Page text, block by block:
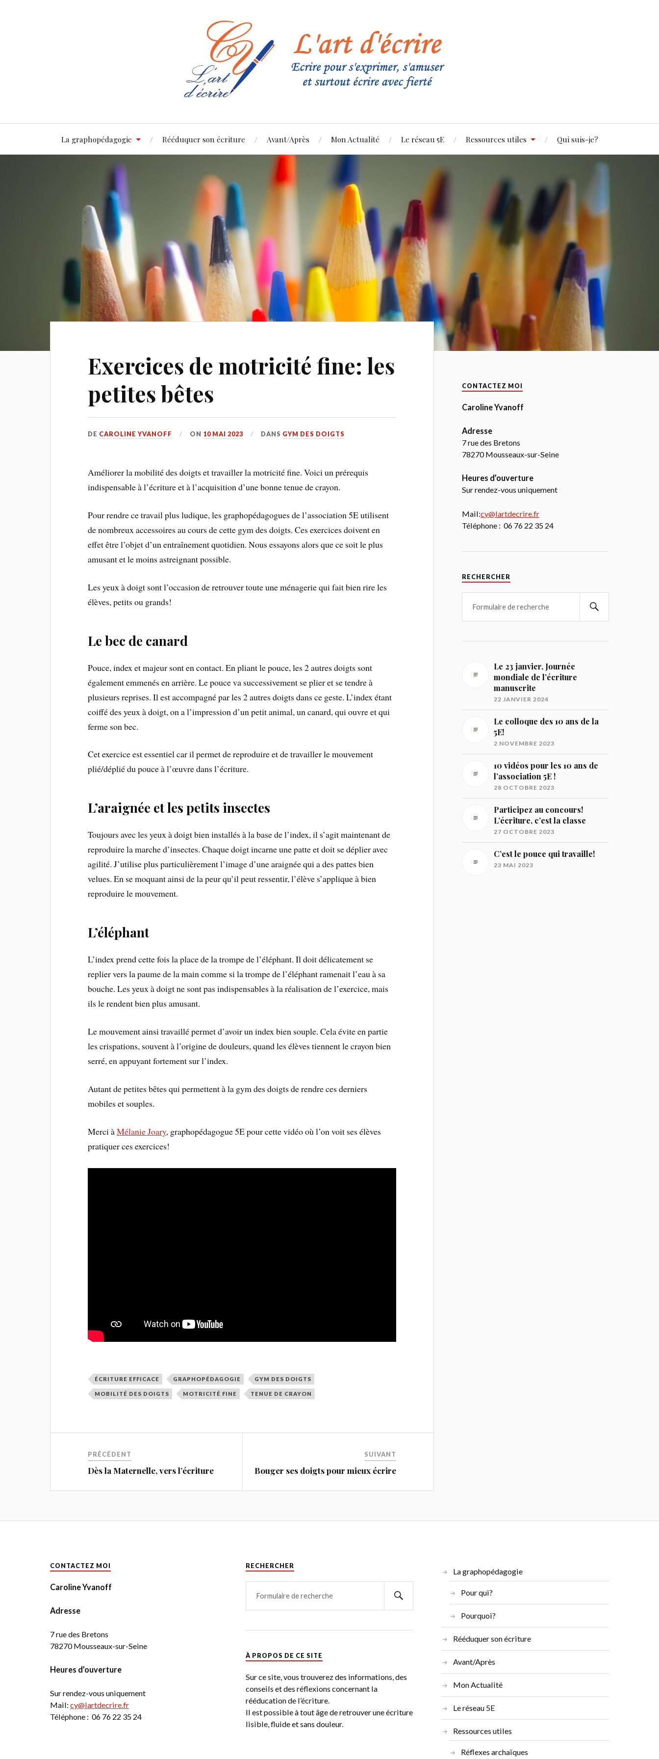
La graphopédagogie Rééduquer son écriture Avant/Après Mon Actualité Le réseau 5E Ressources utiles Qui suis-je?
Exercices de motricité fine: les
petites bêtes
DE CAROLINE YVANOFF ON 10 MAI 2023 DANS GYM DES DOIGTS
Améliorer la mobilité des doigts et travailler la motricité fine. Voici un prérequis
indispensable à l’écriture et à l’acquisition d’une bonne tenue de crayon.
Pour rendre ce travail plus ludique, les graphopédagogues de l’association 5E utilisent
de nombreux accessoires au cours de cette gym des doigts. Ces exercices doivent en
effet être l’objet d’un entraînement quotidien. Nous essayons alors que ce soit le plus
amusant et le moins astreignant possible.
Les yeux à doigt sont l’occasion de retrouver toute une ménagerie qui fait bien rire les
élèves, petits ou grands!
Le bec de canard
Pouce, index et majeur sont en contact. En pliant le pouce, les 2 autres doigts sont
également emmenés en arrière. Le pouce va successivement se plier et se tendre à
plusieurs reprises. Il est accompagné par les 2 autres doigts dans ce geste. L’index étant
coiffé des yeux à doigt, on a l’impression d’un petit animal, un canard, qui ouvre et qui
ferme son bec.
Cet exercice est essentiel car il permet de reproduire et de travailler le mouvement
plié/déplié du pouce à l’œuvre dans l’écriture.
L’araignée et les petits insectes
Toujours avec les yeux à doigt bien installés à la base de l’index, il s’agit maintenant de
reproduire la marche d’insectes. Chaque doigt incarne une patte et doit se déplier avec
agilité. J’utilise plus particulièrement l’image d’une araignée qui a des pattes bien
velues. En se moquant ainsi de la peur qu’il peut ressentir, l’élève s’applique à bien
reproduire le mouvement.
L’éléphant
L’index prend cette fois la place de la trompe de l’éléphant. Il doit délicatement se
replier vers la paume de la main comme si la trompe de l’éléphant ramenait l’eau à sa
bouche. Les yeux à doigt ne sont pas indispensables à la réalisation de l’exercice, mais
ils le rendent bien plus amusant.
Le mouvement ainsi travaillé permet d’avoir un index bien souple. Cela évite en partie
les crispations, souvent à l’origine de douleurs, quand les élèves tiennent le crayon bien
serré, en appuyant fortement sur l’index.
Autant de petites bêtes qui permettent à la gym des doigts de rendre ces derniers
mobiles et souples.
Merci àMélanie Joary, graphopédagogue 5E pour cette vidéo où l’on voit ses élèves
pratiquer ces exercices!
ÉCRITURE EFFICACE GRAPHOPÉDAGOGIE GYM DES DOIGTS
MOBILITÉ DES DOIGTS MOTRICITÉ FINE TENUE DE CRAYON
PRÉCÉDENT
Dès la Maternelle, vers l’écriture
SUIVANT
Bouger ses doigts pour mieux écrire
CONTACTEZ MOI
Caroline Yvanoff
Adresse
7 rue des Bretons
78270 Mousseaux-sur-Seine
Heures d’ouverture
Sur rendez-vous uniquement
Mail:cy@lartdecrire.fr
Téléphone : 06 76 22 35 24
RECHERCHER
Le 23 janvier, Journée
mondiale de l’écriture
manuscrite
22 JANVIER 2024
Le colloque des 10 ans de la
5E!
2 NOVEMBRE 2023
10 vidéos pour les 10 ans de
l’association 5E !
28 OCTOBRE 2023
Participez au concours!
L’écriture, c’est la classe
27 OCTOBRE 2023
C’est le pouce qui travaille!
23 MAI 2023
CONTACTEZ MOI
Caroline Yvanoff
Adresse
7 rue des Bretons
78270 Mousseaux-sur-Seine
Heures d’ouverture
Sur rendez-vous uniquement
Mail: cy@lartdecrire.fr
Téléphone : 06 76 22 35 24
RECHERCHER
À PROPOS DE CE SITE
Sur ce site, vous trouverez des informations, des
conseils et des réflexions concernant la
rééducation de l’écriture.
Il est possible à tout âge de retrouver une écriture
lisible, fluide et sans douleur.
La graphopédagogie
Pour qui?
Pourquoi?
Rééduquer son écriture
Avant/Après
Mon Actualité
Le réseau 5E
Ressources utiles
Réflexes archaïques